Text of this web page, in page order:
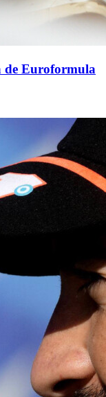
de Euroformula